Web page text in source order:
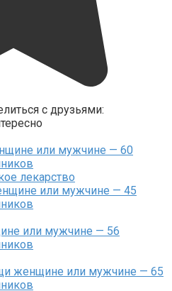
с друзьями:
или мужчине — 60
или мужчине — 45
или мужчине — 56
женщине или мужчине — 65